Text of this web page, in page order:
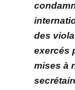
des
exercés
mises à